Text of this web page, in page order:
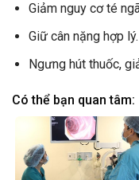
Giảm nguy cơ té
Giữ cân nặng hợp lý.
Ngưng hút thuốc,
Có thể bạn quan tâm: